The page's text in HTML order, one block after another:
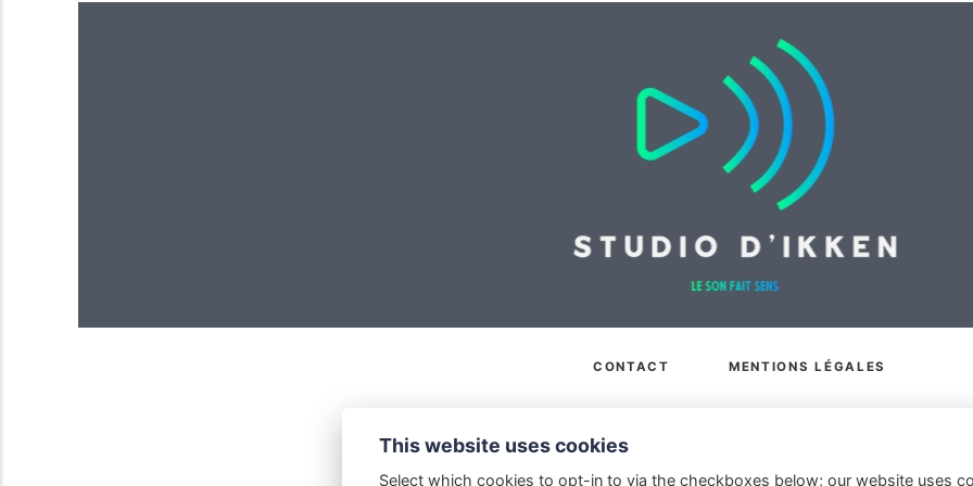
CONTACT MENTIONS LÉGALES
This website uses cookies
Select which cookies to opt-in to via the checkboxes below; our website uses